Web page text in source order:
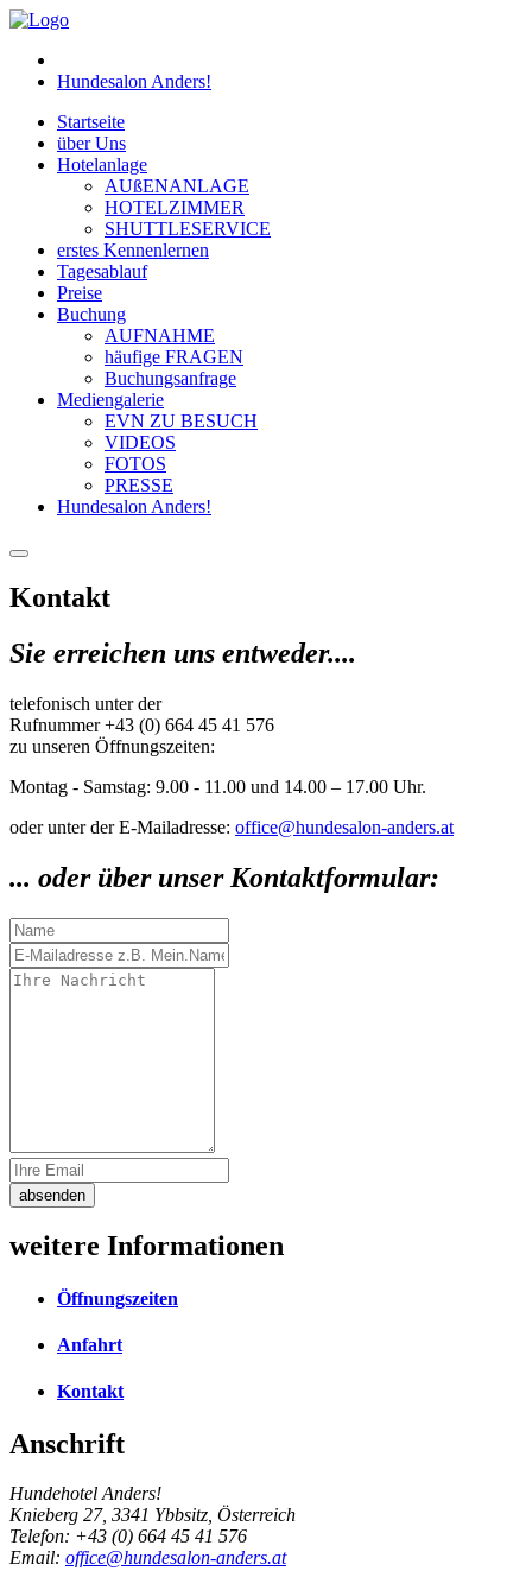
Hundesalon Anders!
Startseite
über Uns
Hotelanlage
AUßENANLAGE
HOTELZIMMER
SHUTTLESERVICE
erstes Kennenlernen
Tagesablauf
Preise
Buchung
AUFNAHME
häufige FRAGEN
Buchungsanfrage
Mediengalerie
EVN ZU BESUCH
VIDEOS
FOTOS
PRESSE
Hundesalon Anders!
Kontakt
Sie erreichen uns entweder....
telefonisch unter der
Rufnummer +43 (0) 664 45 41 576
zu unseren Öffnungszeiten:
Montag - Samstag: 9.00 - 11.00 und 14.00 – 17.00 Uhr.
oder unter der E-Mailadresse: office@hundesalon-anders.at
... oder über unser Kontaktformular:
absenden
weitere Informationen
Öffnungszeiten
Anfahrt
Kontakt
Anschrift
Hundehotel Anders!
Knieberg 27, 3341 Ybbsitz, Österreich
Telefon: +43 (0) 664 45 41 576
Email: office@hundesalon-anders.at